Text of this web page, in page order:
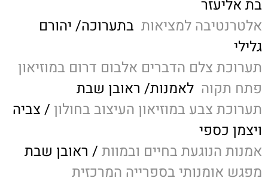
בת אליעזר
אלטרנטיבה למציאות בתערוכה/ יהורם
גלילי
תערוכת צלם הדברים אלבום דרום במוזיאון
פתח תקוה לאמנות/ ראובן שבת
תערוכת צבע במוזיאון העיצוב בחולון / צביה
ויצמן כספי
אמנות הנוגעת בחיים ובמוות / ראובן שבת
מפגש אומנותי בספרייה המרכזית